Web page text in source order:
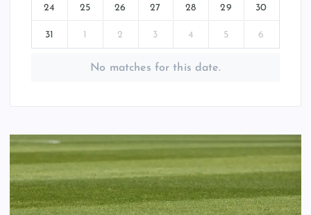
24 25 26 27 28 29 30
31 1 2 3 4 5 6
No matches for this date.